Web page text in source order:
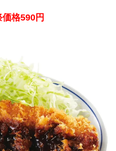
格590円